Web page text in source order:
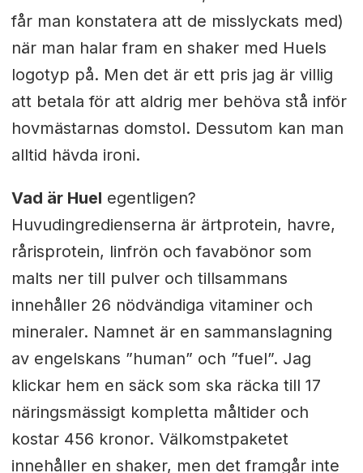
får man konstatera att de misslyckats med)
när man halar fram en shaker med Huels
logotyp på. Men det är ett pris jag är villig
att betala för att aldrig mer behöva stå inför
hovmästarnas domstol. Dessutom kan man
alltid hävda ironi.
Vad är Huel egentligen?
Huvudingredienserna är ärtprotein, havre,
rårisprotein, linfrön och favabönor som
malts ner till pulver och tillsammans
innehåller 26 nödvändiga vitaminer och
mineraler. Namnet är en sammanslagning
av engelskans ”human” och ”fuel”. Jag
klickar hem en säck som ska räcka till 17
näringsmässigt kompletta måltider och
kostar 456 kronor. Välkomstpaketet
innehåller en shaker, men det framgår inte